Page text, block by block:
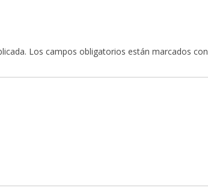
Los campos obligatorios están marcados con